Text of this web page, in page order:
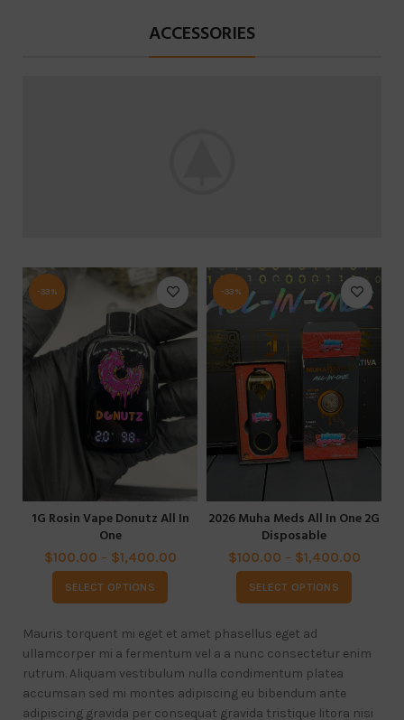
ACCESSORIES
-33%
1G Rosin Vape Donutz All In
One
$100.00 – $1,400.00
SELECT OPTIONS
-33%
2026 Muha Meds All In One 2G
Disposable
$100.00 – $1,400.00
SELECT OPTIONS
Mauris torquent mi eget et amet phasellus eget ad
ullamcorper mi a fermentum vel a a nunc consectetur enim
rutrum. Aliquam vestibulum nulla condimentum platea
accumsan sed mi montes adipiscing eu bibendum ante
adipiscing gravida per consequat gravida tristique litora nisi